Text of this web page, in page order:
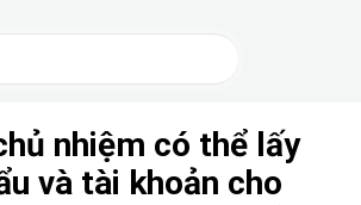
nhiệm có thể lấy
và tài khoản cho